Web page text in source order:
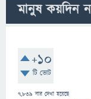
মানুষ কয়দিন
+10
টি ভোট
7,839 বার দেখা হয়েছে